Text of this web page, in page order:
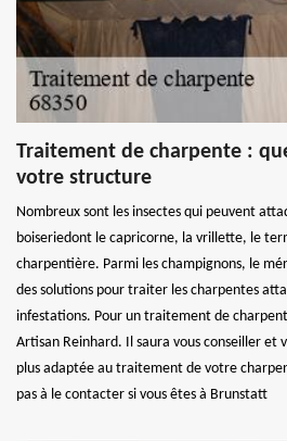
Traitement de charpente :
votre structure
Nombreux sont les insectes qui peuvent
boiseriedont le capricorne, la vrillette, le
charpentière. Parmi les champignons, le
des solutions pour traiter les charpentes
infestations. Pour un traitement de
Artisan Reinhard. Il saura vous conseiller et
plus adaptée au traitement de votre
pas à le contacter si vous êtes à Brunstatt